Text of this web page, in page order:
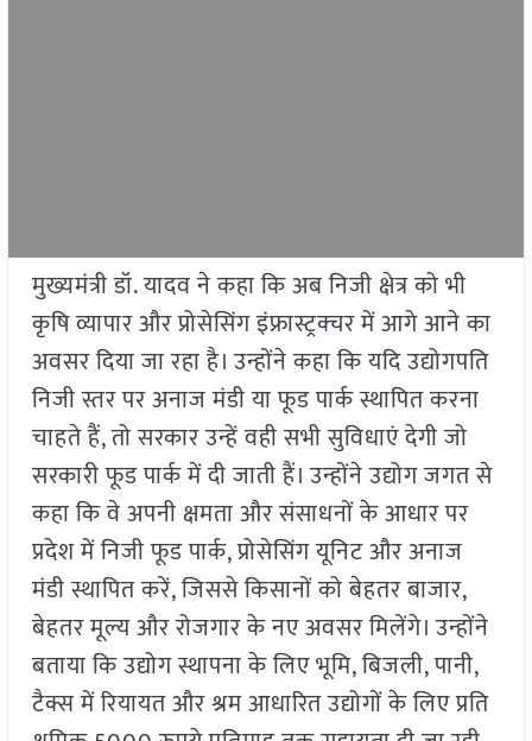
मुख्यमंत्री डॉ. यादव ने कहा कि अब निजी क्षेत्र को भी
कृषि व्यापार और प्रोसेसिंग इंफ्रास्ट्रक्चर में आगे आने का
अवसर दिया जा रहा है। उन्होंने कहा कि यदि उद्योगपति
निजी स्तर पर अनाज मंडी या फूड पार्क स्थापित करना
चाहते हैं, तो सरकार उन्हें वही सभी सुविधाएं देगी जो
सरकारी फूड पार्क में दी जाती हैं। उन्होंने उद्योग जगत से
कहा कि वे अपनी क्षमता और संसाधनों के आधार पर
प्रदेश में निजी फूड पार्क, प्रोसेसिंग यूनिट और अनाज
मंडी स्थापित करें, जिससे किसानों को बेहतर बाजार,
बेहतर मूल्य और रोजगार के नए अवसर मिलेंगे। उन्होंने
बताया कि उद्योग स्थापना के लिए भूमि, बिजली, पानी,
टैक्स में रियायत और श्रम आधारित उद्योगों के लिए प्रति